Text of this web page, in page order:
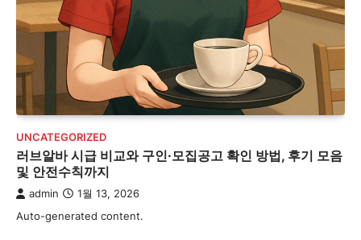
UNCATEGORIZED
러브알바 시급 비교와 구인·모집공고 확인 방법, 후기 모음
및 안전수칙까지
admin 1월 13, 2026
Auto-generated content.